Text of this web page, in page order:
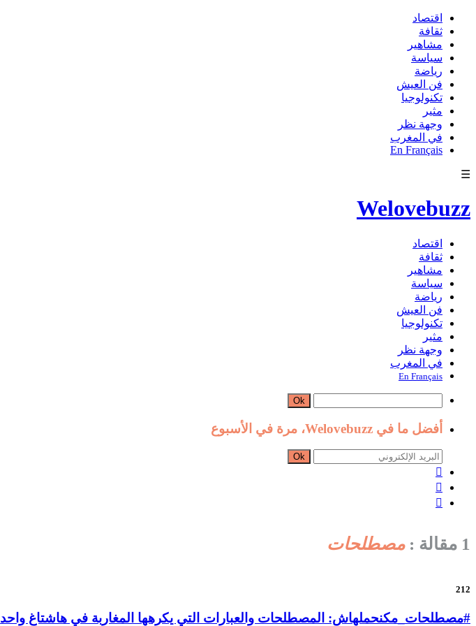
اقتصاد
ثقافة
مشاهير
سياسة
رياضة
فن العيش
تكنولوجيا
مثير
وجهة نظر
في المغرب
En Français
☰
Welovebuzz
اقتصاد
ثقافة
مشاهير
سياسة
رياضة
فن العيش
تكنولوجيا
مثير
وجهة نظر
في المغرب
En Français
Ok
أفضل ما في Welovebuzz، مرة في الأسبوع
Ok



1 مقالة : مصطلحات
212
#مصطلحات_مكنحملهاش: المصطلحات والعبارات التي يكرهها المغاربة في هاشتاغ واحد